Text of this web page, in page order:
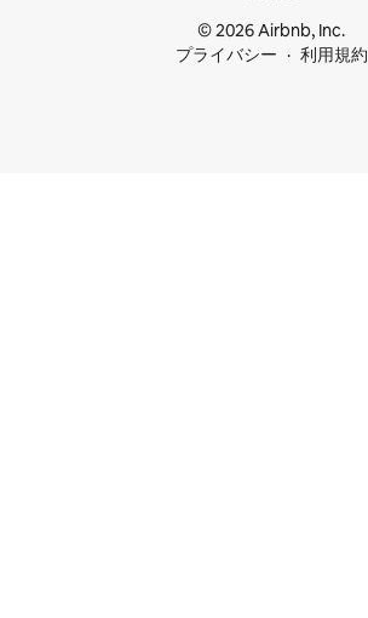
© 2026 Airbnb, Inc.
プライバシー
利用規約